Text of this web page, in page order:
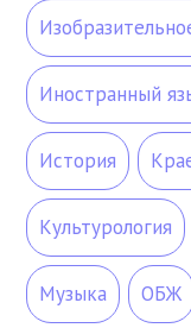
Иностранный
История
Культурология
Музыка ОБЖ